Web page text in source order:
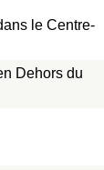
le Centre-
Dehors du